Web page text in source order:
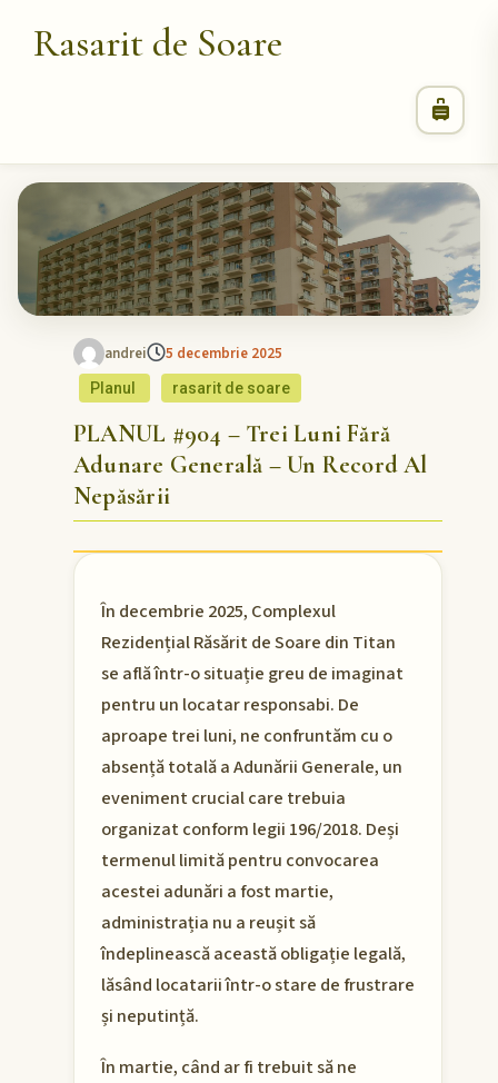
Rasarit de Soare
andrei 5 decembrie 2025
Planul rasarit de soare
PLANUL #904 – Trei Luni Fără
Adunare Generală – Un Record Al
Nepăsării
În decembrie 2025, Complexul
Rezidențial Răsărit de Soare din Titan
se află într-o situație greu de imaginat
pentru un locatar responsabi. De
aproape trei luni, ne confruntăm cu o
absență totală a Adunării Generale, un
eveniment crucial care trebuia
organizat conform legii 196/2018. Deși
termenul limită pentru convocarea
acestei adunări a fost martie,
administrația nu a reușit să
îndeplinească această obligație legală,
lăsând locatarii într-o stare de frustrare
și neputință.
În martie, când ar fi trebuit să ne